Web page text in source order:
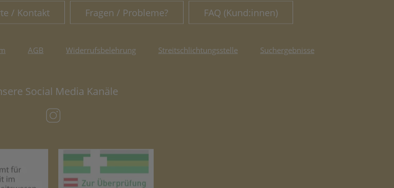
/ Kontakt Fragen / Probleme? FAQ (Kund:innen)
AGB Widerrufsbelehrung Streitschlichtungsstelle Suchergebnisse
Social Media Kanäle
(öffnet in neuem Tab)